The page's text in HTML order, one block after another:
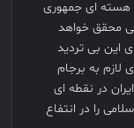
هسته ای جمهوری
محقق خواهد
این بی تردید
لازم به برجام
در نقطه ای
را در انتفاع